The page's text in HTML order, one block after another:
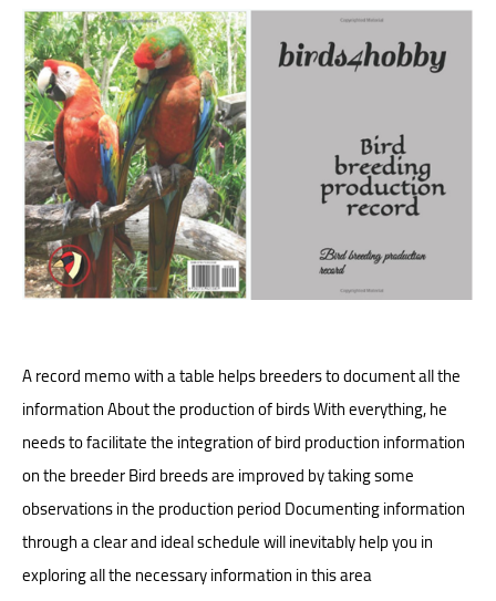
حيوانات أليفة
قطط
طيور
تغذية
تربية الطيور مشاكل و حلول
أمراض و أدوية الطيور
English Topics
pets
dogs
cats
birds songs
A record memo with a table helps breeders to document all the
information About the production of birds With everything, he
needs to facilitate the integration of bird production information
on the breeder Bird breeds are improved by taking some
observations in the production period Documenting information
through a clear and ideal schedule will inevitably help you in
exploring all the necessary information in this area